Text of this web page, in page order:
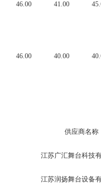
46.00 41.00
46.00 40.00
供应商名称
江苏广汇舞台科技
江苏润扬舞台设备